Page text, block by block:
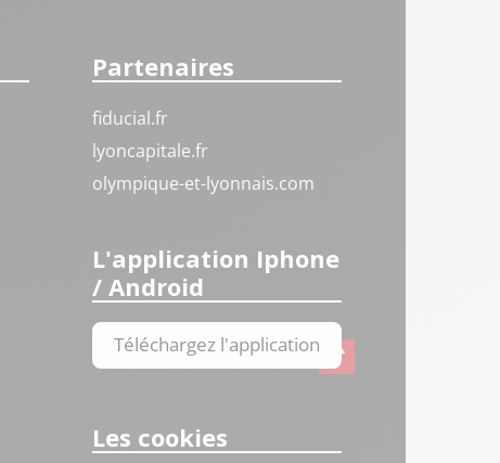
Partenaires
fiducial.fr
lyoncapitale.fr
olympique-et-lyonnais.com
L'application Iphone
/ Android
Téléchargez l'application
Les cookies